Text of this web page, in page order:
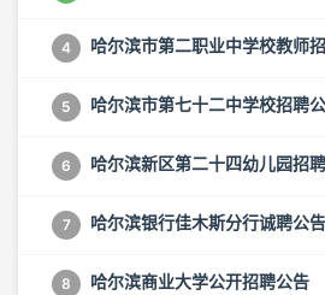
4 哈尔滨市第二职业中学校教师
5 哈尔滨市第七十二中学校招聘
6 哈尔滨新区第二十四幼儿园招
7 哈尔滨银行佳木斯分行诚聘公告
8 哈尔滨商业大学公开招聘公告